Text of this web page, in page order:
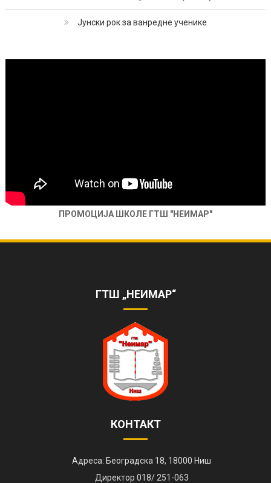
Јунски рок за ванредне ученике
ПРОМОЦИЈА ШКОЛЕ ГТШ "НЕИМАР"
ZVANI%C4%8CNIKANAL
ГТШ „НЕИМАР“
КОНТАКТ
Адреса: Београдска 18, 18000 Ниш
Директор 018/ 251-063